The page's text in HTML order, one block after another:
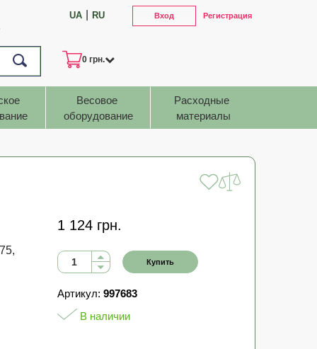
UA RU Вход Регистрация
0 грн.
Весовое
оборудование
Расходные
материалы
1 124 грн.
Купить
Артикул: 997683
В наличии